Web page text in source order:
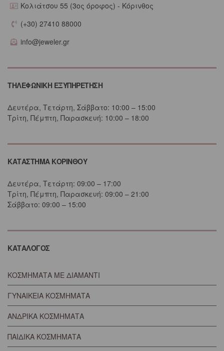
Κολιάτσου 55 (3ος όροφος) - Κόρινθος
(+30) 27410 88000
info@jeweler.gr
ΤΗΛΕΦΩΝΙΚΗ ΕΞΥΠΗΡΕΤΗΣΗ
Δευτέρα, Τετάρτη, Σάββατο: 10:00 – 15:00
Τρίτη, Πέμπτη, Παρασκευή: 10:00 – 18:00
ΚΑΤΑΣΤΗΜΑ ΚΟΡΙΝΘΟΥ
Δευτέρα, Τετάρτη: 09:00 – 17:00
Τρίτη, Πέμπτη, Παρασκευή: 09:00 – 21:00
Σάββατο: 09:00 – 15:00
ΚΑΤΑΛΟΓΟΣ
ΚΟΣΜΗΜΑΤΑ ΜΕ ΔΙΑΜΑΝΤΙ
ΓΥΝΑΙΚΕΙΑ ΚΟΣΜΗΜΑΤΑ
ΑΝΔΡΙΚΑ ΚΟΣΜΗΜΑΤΑ
ΠΑΙΔΙΚΑ ΚΟΣΜΗΜΑΤΑ